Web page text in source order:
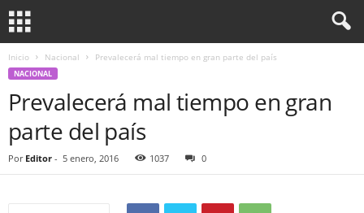
Inicio Nacional Prevalecerá mal tiempo en gran parte del país
NACIONAL
Prevalecerá mal tiempo en gran
parte del país
Por Editor - 5 enero, 2016 1037 0